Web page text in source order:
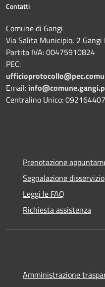
Contatti
Comune di Gangi
Via Salita Municipio, 2
Partita IVA: 00475910824
PEC:
Email:
Centralino Unico:
Prenotazione
Segnalazione disservizio
Leggi le FAQ
Richiesta assistenza
Amministrazione